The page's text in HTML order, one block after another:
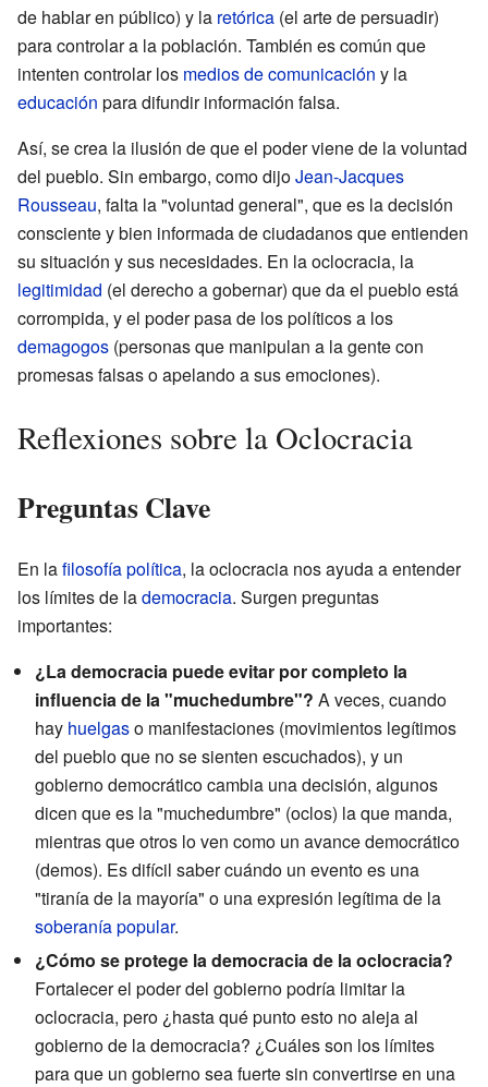
de hablar en público) y la retórica (el arte de persuadir)
para controlar a la población. También es común que
intenten controlar los medios de comunicación y la
educación para difundir información falsa.
Así, se crea la ilusión de que el poder viene de la voluntad
del pueblo. Sin embargo, como dijoJean-Jacques
Rousseau, falta la "voluntad general", que es la decisión
consciente y bien informada de ciudadanos que entienden
su situación y sus necesidades. En la oclocracia, la
legitimidad (el derecho a gobernar) que da el pueblo está
corrompida, y el poder pasa de los políticos a los
demagogos (personas que manipulan a la gente con
promesas falsas o apelando a sus emociones).
Reflexiones sobre la Oclocracia
Preguntas Clave
En lafilosofía política, la oclocracia nos ayuda a entender
los límites de lademocracia. Surgen preguntas
importantes:
¿La democracia puede evitar por completo la
influencia de la "muchedumbre"? A veces, cuando
hay huelgaso manifestaciones (movimientos legítimos
del pueblo que no se sienten escuchados), y un
gobierno democrático cambia una decisión, algunos
dicen que es la "muchedumbre" (oclos) la que manda,
mientras que otros lo ven como un avance democrático
(demos). Es difícil saber cuándo un evento es una
"tiranía de la mayoría" o una expresión legítima de la
soberanía popular.
¿Cómo se protege la democracia de la oclocracia?
Fortalecer el poder del gobierno podría limitar la
oclocracia, pero ¿hasta qué punto esto no aleja al
gobierno de la democracia? ¿Cuáles son los límites
para que un gobierno sea fuerte sin convertirse en una